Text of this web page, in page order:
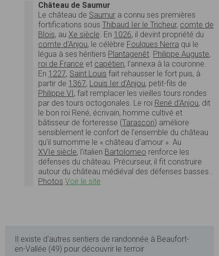
Château de Saumur
Le château de Saumur a connu ses premières
fortifications sous Thibaud Ier le Tricheur, comte de
Blois, au Xe siècle. En 1026, il devint propriété du
comte d'Anjou, le célèbre Foulques Nerra qui le
légua à ses héritiers Plantagenêt. Philippe Auguste,
roi de France et capétien, l'annexa à la couronne.
En 1227, Saint Louis fait rehausser le fort puis, à
partir de 1367, Louis Ier d'Anjou, petit-fils de
Philippe VI , fait remplacer les vieilles tours rondes
par des tours octogonales. Le roi René d'Anjou, dit
le bon roi René, écrivain, homme cultivé et
bâtisseur de forteresse (Tarascon) améliore
sensiblement le confort de l'ensemble du château
qu'il surnomme le « château d'amour ». Au
XVIe siècle, l'italien Bartolomeo renforce les
défenses du château. Précurseur, il fit construire
autour du château médiéval des défenses basses…
Photos Voir le site
Il existe d'autres sentiers de randonnée à Beaufort-
en-Vallée (49) pour découvrir le terroir